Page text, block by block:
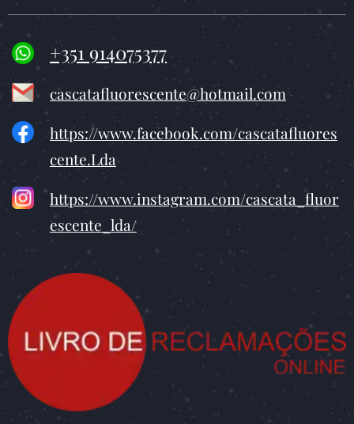
+351 914075377
cascatafluorescente@hotmail.com
https://www.facebook.com/cascatafluores
cente.Lda
https://www.instagram.com/cascata_fluor
escente_lda/